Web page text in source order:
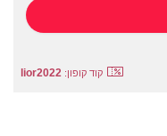
קוד קופון: lior2022